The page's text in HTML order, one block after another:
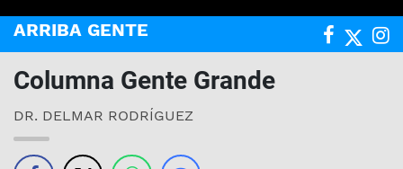
ARRIBA GENTE
Columna Gente Grande
DR. DELMAR RODRÍGUEZ